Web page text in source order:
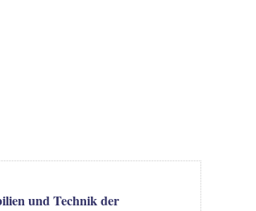
und Technik der